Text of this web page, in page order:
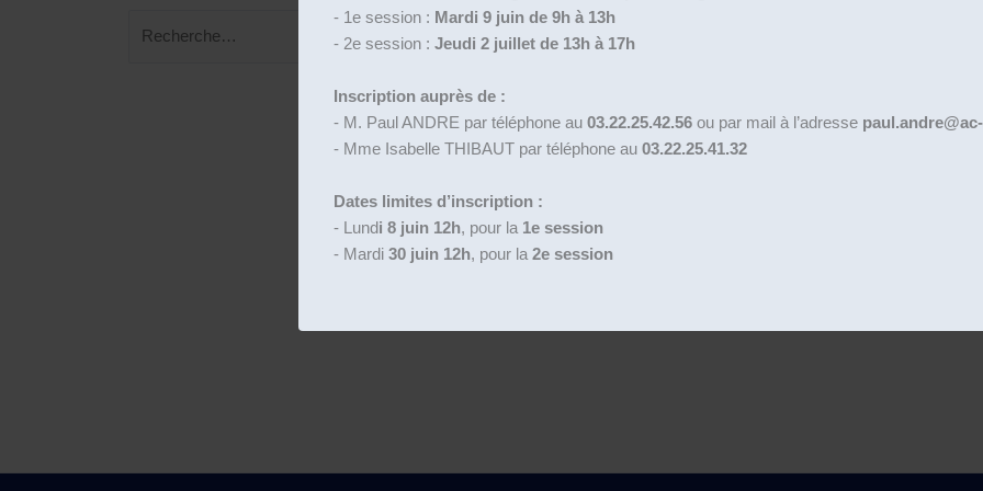
- 1e session : Mardi 9 juin de 9h à 13h
- 2e session : Jeudi 2 juillet de 13h à 17h
Inscription auprès de :
- M. Paul ANDRE par téléphone au 03.22.25.42.56 ou par mail à l’adresse
- Mme Isabelle THIBAUT par téléphone au 03.22.25.41.32
Dates limites d’inscription :
- Lundi 8 juin 12h, pour la 1e session
- Mardi 30 juin 12h, pour la 2e session